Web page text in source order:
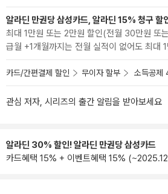
알라딘 만권당 삼성카드, 알라딘 15% 청구 할
최대 1만원 또는 2만원 할인(전월 30만원 또
급월 +1개월까지는 전월 실적이 없어도 최대
카드/간편결제 할인 무이자 할부 소득공제
관심 저자, 시리즈의 출간 알림을 받아보세요
알라딘 30% 할인! 알라딘 만권당 삼성카드
카드혜택 15% + 이벤트혜택 15%